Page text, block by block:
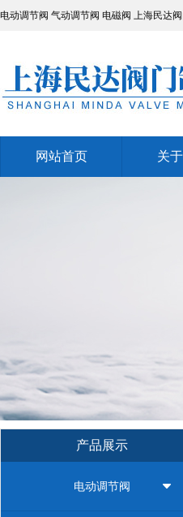
电动调节阀 气动调节阀 电磁阀 上海民达
网站首页
网站首页 关
产品展示
电动调节阀